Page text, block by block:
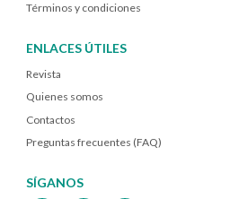
Términos y condiciones
ENLACES ÚTILES
Revista
Quienes somos
Contactos
Preguntas frecuentes (FAQ)
SÍGANOS